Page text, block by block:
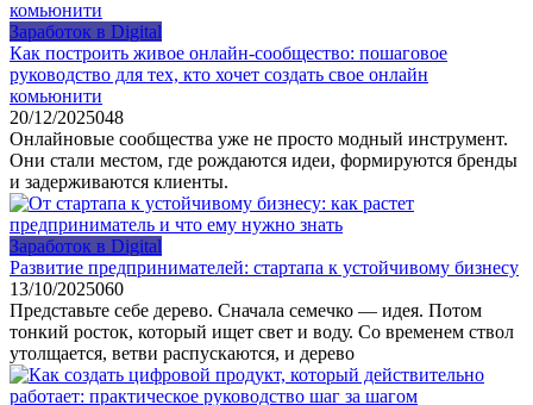
Заработок в Digital
Как построить живое онлайн‑сообщество: пошаговое
руководство для тех, кто хочет создать свое онлайн
комьюнити
20/12/2025048
Онлайновые сообщества уже не просто модный инструмент.
Они стали местом, где рождаются идеи, формируются бренды
и задерживаются клиенты.
Заработок в Digital
Развитие предпринимателей: стартапа к устойчивому бизнесу
13/10/2025060
Представьте себе дерево. Сначала семечко — идея. Потом
тонкий росток, который ищет свет и воду. Со временем ствол
утолщается, ветви распускаются, и дерево